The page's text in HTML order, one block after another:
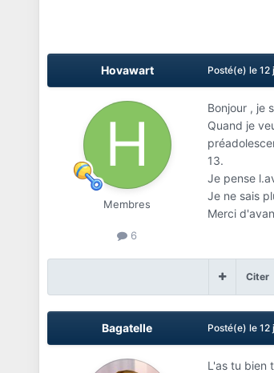
Hovawart
Membres
6
Posté(e) le 12
Bonjour , je
Quand je
13.
Je pense
Je ne sais
Merci
Citer
Bagatelle Posté(e) le 12
L'as tu bien